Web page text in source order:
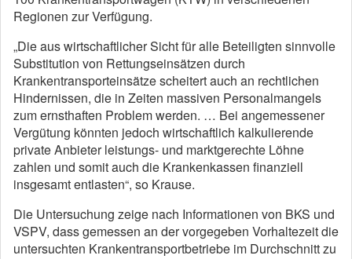
Regionen zur Verfügung.
„Die aus wirtschaftlicher Sicht für alle Beteiligten sinnvolle
Substitution von Rettungseinsätzen durch
Krankentransporteinsätze scheitert auch an rechtlichen
Hindernissen, die in Zeiten massiven Personalmangels
zum ernsthaften Problem werden. … Bei angemessener
Vergütung könnten jedoch wirtschaftlich kalkulierende
private Anbieter leistungs- und marktgerechte Löhne
zahlen und somit auch die Krankenkassen finanziell
insgesamt entlasten“, so Krause.
Die Untersuchung zeige nach Informationen von BKS und
VSPV, dass gemessen an der vorgegeben Vorhaltezeit die
untersuchten Krankentransportbetriebe im Durchschnitt zu